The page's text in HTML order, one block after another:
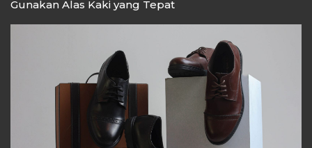
Gunakan Alas Kaki yang Tepat